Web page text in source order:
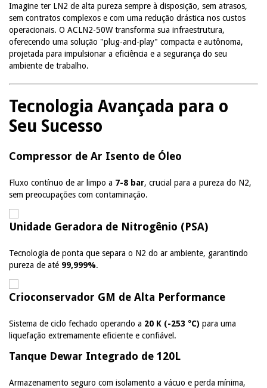
Imagine ter LN2 de alta pureza sempre à disposição, sem atrasos,
sem contratos complexos e com uma redução drástica nos custos
operacionais. O ACLN2-50W transforma sua infraestrutura,
oferecendo uma solução "plug-and-play" compacta e autônoma,
projetada para impulsionar a eficiência e a segurança do seu
ambiente de trabalho.
Tecnologia Avançada para o
Seu Sucesso
Compressor de Ar Isento de Óleo
Fluxo contínuo de ar limpo a 7-8 bar, crucial para a pureza do N2,
sem preocupações com contaminação.
Unidade Geradora de Nitrogênio (PSA)
Tecnologia de ponta que separa o N2 do ar ambiente, garantindo
pureza de até 99,999%.
Crioconservador GM de Alta Performance
Sistema de ciclo fechado operando a 20 K (-253 °C) para uma
liquefação extremamente eficiente e confiável.
Tanque Dewar Integrado de 120L
Armazenamento seguro com isolamento a vácuo e perda mínima,